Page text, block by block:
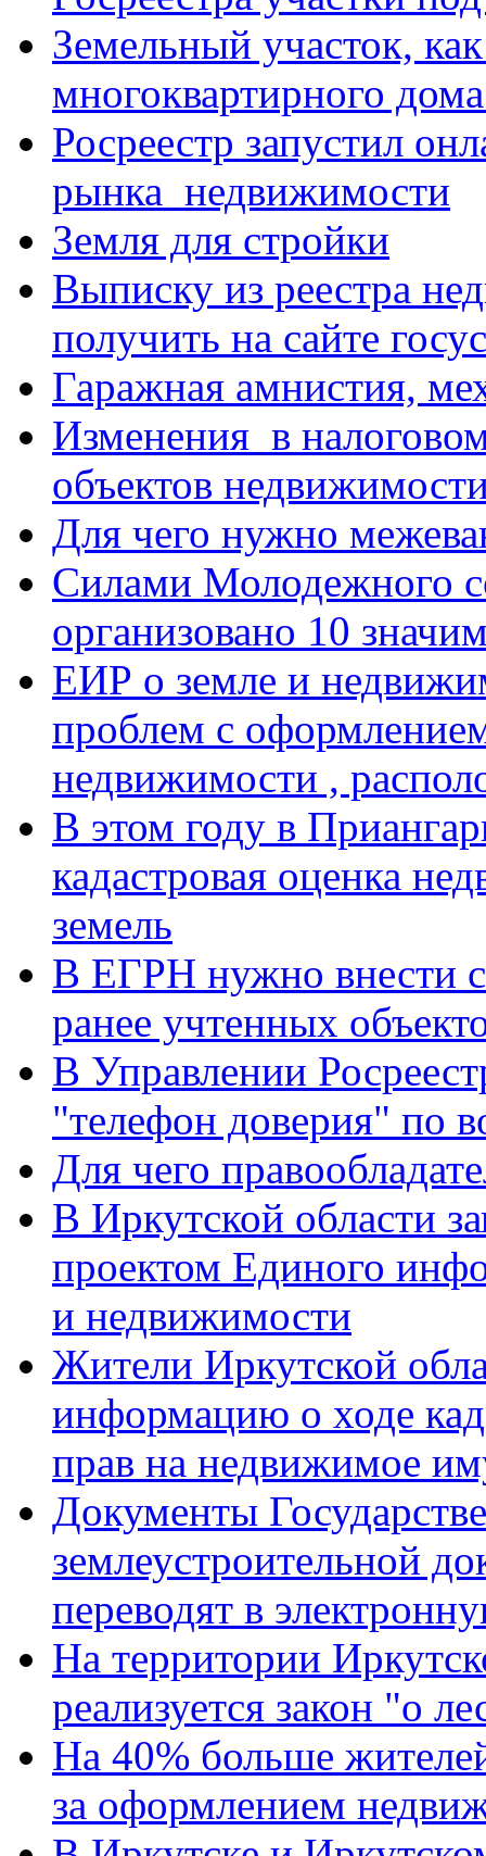
Земельный участок,
многоквартирного
Росреестр запустил
рынка недвижимости
Земля для стройки
Выписку из реестра
получить на сайте
Гаражная амнистия,
Изменения в
объектов
Для чего нужно
Силами Молодежного
организовано 10
ЕИР о земле и
проблем с
недвижимости ,
В этом году в
кадастровая оценка
земель
В ЕГРН нужно внести
ранее учтенных
В Управлении
"телефон доверия" по
Для чего
В Иркутской области
проектом Единого
и недвижимости
Жители Иркутской
информацию о ходе
прав на недвижимое
Документы
землеустроительной
переводят в
На территории
реализуется закон "о
На 40% больше
за оформлением